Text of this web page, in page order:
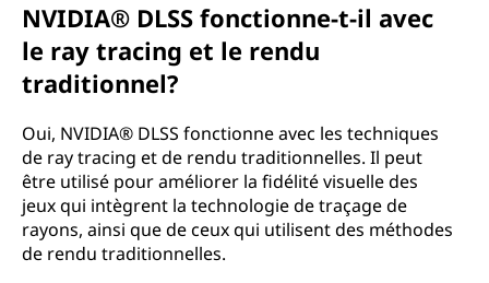
NVIDIA® DLSS fonctionne-t-il avec
le ray tracing et le rendu
traditionnel?
Oui, NVIDIA® DLSS fonctionne avec les techniques
de ray tracing et de rendu traditionnelles. Il peut
être utilisé pour améliorer la fidélité visuelle des
jeux qui intègrent la technologie de traçage de
rayons, ainsi que de ceux qui utilisent des méthodes
de rendu traditionnelles.